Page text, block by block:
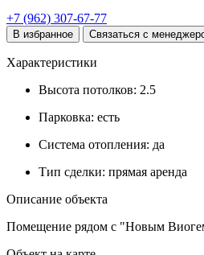
+7 (962) 307-67-77
В избранное Связаться с
Характеристики
Высота потолков: 2.5
Парковка: есть
Система отопления: да
Тип сделки: прямая аренда
Описание объекта
Помещение рядом с "Новым